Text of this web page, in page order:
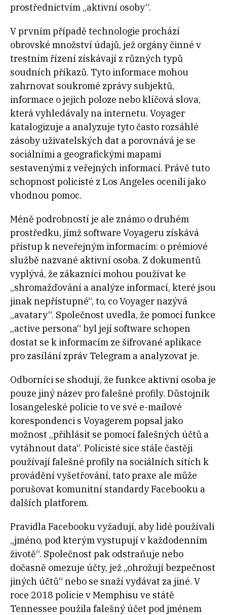
prostřednictvím „aktivní osoby“.
V prvním případě technologie prochází
obrovské množství údajů, jež orgány činné v
trestním řízení získávají z různých typů
soudních příkazů. Tyto informace mohou
zahrnovat soukromé zprávy subjektů,
informace o jejich poloze nebo klíčová slova,
která vyhledávaly na internetu. Voyager
katalogizuje a analyzuje tyto často rozsáhlé
zásoby uživatelských dat a porovnává je se
sociálními a geografickými mapami
sestavenými z veřejných informací. Právě tuto
schopnost policisté z Los Angeles ocenili jako
vhodnou pomoc.
Méně podrobností je ale známo o druhém
prostředku, jímž software Voyageru získává
přístup k neveřejným informacím: o prémiové
službě nazvané aktivní osoba. Z dokumentů
vyplývá, že zákazníci mohou používat ke
„shromažďování a analýze informací, které jsou
jinak nepřístupné“, to, co Voyager nazývá
„avatary“. Společnost uvedla, že pomocí funkce
„active persona“ byl její software schopen
dostat se k informacím ze šifrované aplikace
pro zasílání zpráv Telegram a analyzovat je.
Odborníci se shodují, že funkce aktivní osoba je
pouze jiný název pro falešné profily. Důstojník
losangeleské policie to ve své e-mailové
korespondenci s Voyagerem popsal jako
možnost „přihlásit se pomocí falešných účtů a
vytáhnout data“. Policisté sice stále častěji
používají falešné profily na sociálních sítích k
provádění vyšetřování, tato praxe ale může
porušovat komunitní standardy Facebooku a
dalších platforem.
Pravidla Facebooku vyžadují, aby lidé používali
„jméno, pod kterým vystupují v každodenním
životě“. Společnost pak odstraňuje nebo
dočasně omezuje účty, jež „ohrožují bezpečnost
jiných účtů“ nebo se snaží vydávat za jiné. V
roce 2018 policie v Memphisu ve státě
Tennessee použila falešný účet pod jménem